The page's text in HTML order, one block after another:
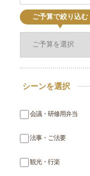
ご予算で絞り込む
シーンを選択
会議・研修用弁当
法事・ご法要
観光・行楽